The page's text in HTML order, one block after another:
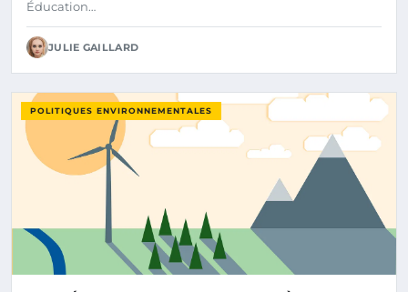
Éducation…
JULIE GAILLARD
POLITIQUES ENVIRONNEMENTALES